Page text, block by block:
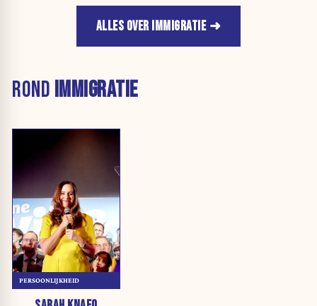
ALLES OVER IMMIGRATIE
ROND IMMIGRATIE
PERSOONLIJKHEID